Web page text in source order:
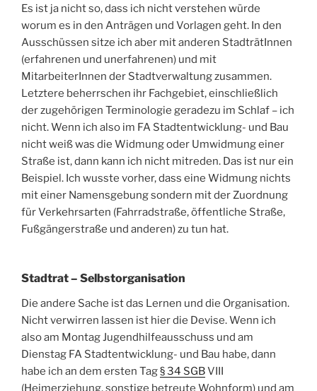
Es ist ja nicht so, dass ich nicht verstehen würde
worum es in den Anträgen und Vorlagen geht. In den
Ausschüssen sitze ich aber mit anderen StadträtInnen
(erfahrenen und unerfahrenen) und mit
MitarbeiterInnen der Stadtverwaltung zusammen.
Letztere beherrschen ihr Fachgebiet, einschließlich
der zugehörigen Terminologie geradezu im Schlaf – ich
nicht. Wenn ich also im FA Stadtentwicklung- und Bau
nicht weiß was die Widmung oder Umwidmung einer
Straße ist, dann kann ich nicht mitreden. Das ist nur ein
Beispiel. Ich wusste vorher, dass eine Widmung nichts
mit einer Namensgebung sondern mit der Zuordnung
für Verkehrsarten (Fahrradstraße, öffentliche Straße,
Fußgängerstraße und anderen) zu tun hat.
Stadtrat – Selbstorganisation
Die andere Sache ist das Lernen und die Organisation.
Nicht verwirren lassen ist hier die Devise. Wenn ich
also am Montag Jugendhilfeausschuss und am
Dienstag FA Stadtentwicklung- und Bau habe, dann
habe ich an dem ersten Tag§ 34 SGBVIII
(Heimerziehung, sonstige betreute Wohnform) und am